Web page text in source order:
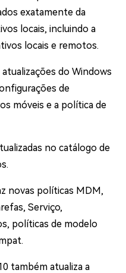
exatamente da
locais, incluindo a
locais e remotos.
do Windows
de
móveis e a política de
no catálogo de
novas políticas MDM,
Serviço,
políticas de modelo
também atualiza a